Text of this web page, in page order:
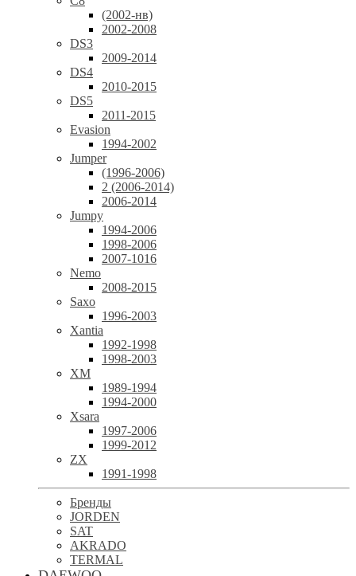
(2002-нв)
2002-2008
DS3
2009-2014
DS4
2010-2015
DS5
2011-2015
Evasion
1994-2002
Jumper
(1996-2006)
2 (2006-2014)
2006-2014
Jumpy
1994-2006
1998-2006
2007-1016
Nemo
2008-2015
Saxo
1996-2003
Xantia
1992-1998
1998-2003
XM
1989-1994
1994-2000
Xsara
1997-2006
1999-2012
ZX
1991-1998
Бренды
JORDEN
SAT
AKRADO
TERMAL